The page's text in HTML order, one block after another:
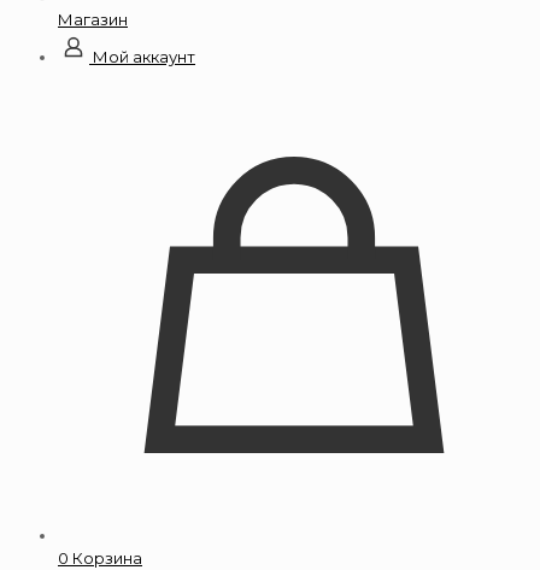
Магазин
Мой аккаунт
0 Корзина